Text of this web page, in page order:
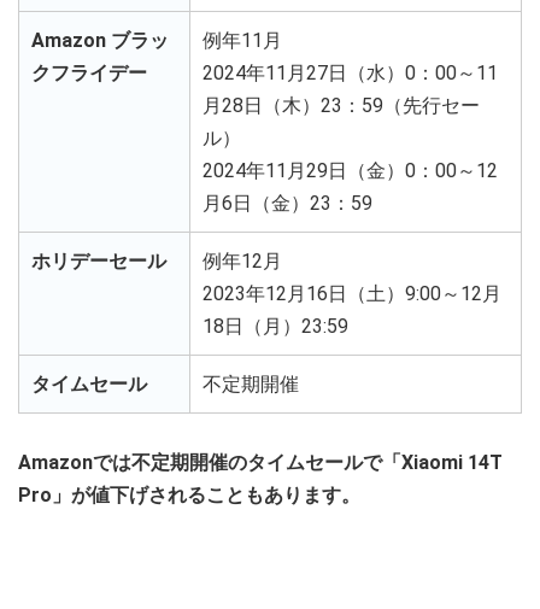
Amazon ブラッ
クフライデー
例年11月
2024年11月27日（水）0：00～11
月28日（木）23：59（先行セー
ル）
2024年11月29日（金）0：00～12
月6日（金）23：59
ホリデーセール
例年12月
2023年12月16日（土）9:00～12月
18日（月）23:59
タイムセール 不定期開催
Amazonでは不定期開催のタイムセールで「Xiaomi 14T
Pro」が値下げされることもあります。